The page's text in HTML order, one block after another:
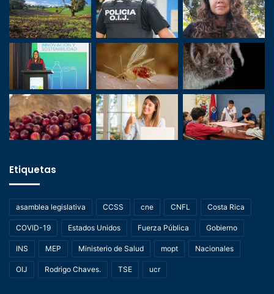
Etiquetas
asamblea legislativa CCSS cne CNFL Costa Rica
COVID-19 Estados Unidos Fuerza Pública Gobierno
INS MEP Ministerio de Salud mopt Nacionales
OIJ Rodrigo Chaves. TSE ucr